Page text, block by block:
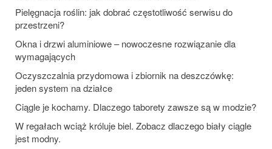
Pielęgnacja roślin: jak dobrać częstotliwość serwisu do
przestrzeni?
Okna i drzwi aluminiowe – nowoczesne rozwiązanie dla
wymagających
Oczyszczalnia przydomowa i zbiornik na deszczówkę:
jeden system na działce
Ciągle je kochamy. Dlaczego taborety zawsze są w modzie?
W regałach wciąż króluje biel. Zobacz dlaczego biały ciągle
jest modny.